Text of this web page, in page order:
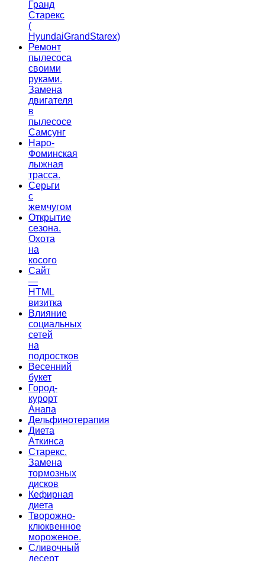
Гранд
Старекс
(
HyundaiGrandStarex)
Ремонт
пылесоса
своими
руками.
Замена
двигателя
в
пылесосе
Самсунг
Наро-
Фоминская
лыжная
трасса.
Серьги
с
жемчугом
Открытие
сезона.
Охота
на
косого
Сайт
—
HTML
визитка
Влияние
социальных
сетей
на
подростков
Весенний
букет
Город-
курорт
Анапа
Дельфинотерапия
Диета
Аткинса
Старекс.
Замена
тормозных
дисков
Кефирная
диета
Творожно-
клюквенное
мороженое.
Сливочный
десерт